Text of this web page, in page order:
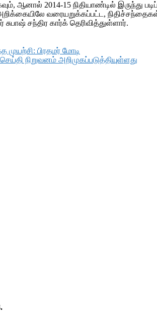
ஆனால் 2014-15 நிதியாண்டில் இருந்து
வரையறுக்கப்பட்ட,
சந்திர கார்க் தெரிவித்துள்ளார்.
பிரதமர் மோடி
நிறுவனம் அறிமுகப்படுத்தியுள்ளது